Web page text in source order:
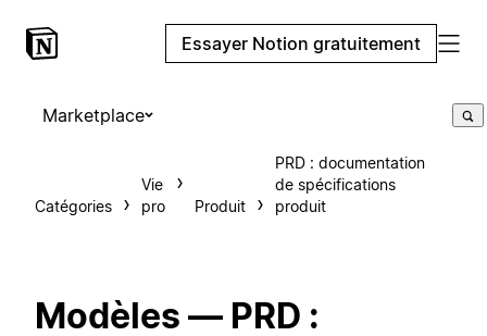
Essayer Notion gratuitement
Marketplace
Catégories
Vie
pro
Produit
PRD : documentation
de spécifications
produit
Modèles — PRD :